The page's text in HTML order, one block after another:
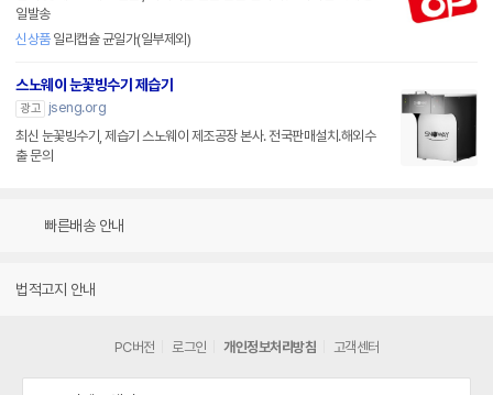
일발송
신상품일리캡슐 균일가(일부제외)
스노웨이 눈꽃빙수기 제습기
광고
jseng.org
최신 눈꽃빙수기, 제습기 스노웨이 제조공장 본사. 전국판매설치.해외수
출 문의
빠른배송 안내
법적고지 안내
PC버전 로그인 개인정보처리방침 고객센터